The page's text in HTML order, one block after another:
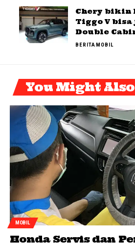
Chery bikin
Tiggo V bisa
Double
BERITAMOBIL
You Might
MOBIL
Honda Servis dan